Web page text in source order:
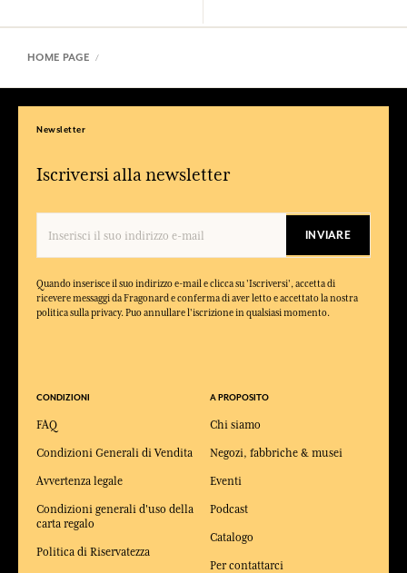
HOME PAGE
Newsletter
Iscriversi alla newsletter
INVIARE
Quando inserisce il suo indirizzo e-mail e clicca su 'Iscriversi', accetta di
ricevere messaggi da Fragonard e conferma di aver letto e accettato la nostra
politica sulla privacy. Puo annullare l'iscrizione in qualsiasi momento.
CONDIZIONI
FAQ
Condizioni Generali di Vendita
Avvertenza legale
Condizioni generali d'uso della
carta regalo
Politica di Riservatezza
A PROPOSITO
Chi siamo
Negozi, fabbriche & musei
Eventi
Podcast
Catalogo
Per contattarci